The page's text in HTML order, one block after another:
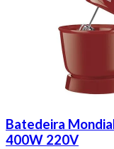
Batedeira
400W 220V